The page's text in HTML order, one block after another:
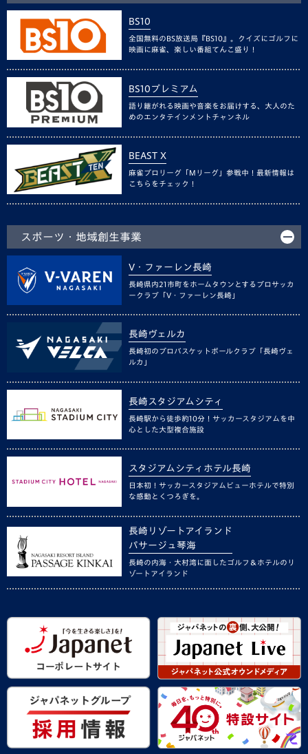
BS10
全国無料のBS放送局『BS10』。クイズにゴルフに
映画に麻雀、楽しい番組てんこ盛り！
BS10プレミアム
語り継がれる映画や音楽をお届けする、大人のた
めのエンタテインメントチャンネル
BEAST X
麻雀プロリーグ「Mリーグ」参戦中！最新情報は
こちらをチェック！
スポーツ・地域創生事業
V・ファーレン長崎
長崎県内21市町をホームタウンとするプロサッカ
ークラブ「V・ファーレン長崎」
長崎ヴェルカ
長崎初のプロバスケットボールクラブ「長崎ヴェ
ルカ」
長崎スタジアムシティ
長崎駅から徒歩約10分！サッカースタジアムを中
心とした大型複合施設
スタジアムシティホテル長崎
日本初！サッカースタジアムビューホテルで特別
な感動とくつろぎを。
長崎リゾートアイランド
パサージュ琴海
長崎の内海・大村湾に面したゴルフ＆ホテルのリ
ゾートアイランド